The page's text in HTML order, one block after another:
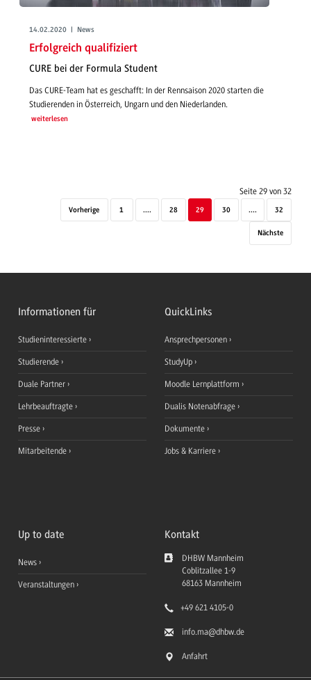
14.02.2020 | News
Erfolgreich qualifiziert
CURE bei der Formula Student
Das CURE-Team hat es geschafft: In der Rennsaison 2020 starten die
Studierenden in Österreich, Ungarn und den Niederlanden.
weiterlesen
Seite 29 von 32
Vorherige 1 .... 28 29 30 .... 32
Nächste
Informationen für
Studieninteressierte
Studierende
Duale Partner
Lehrbeauftragte
Presse
Mitarbeitende
QuickLinks
Ansprechpersonen
StudyUp
Moodle Lernplattform
Dualis Notenabfrage
Dokumente
Jobs & Karriere
Up to date
News
Veranstaltungen
Kontakt
DHBW Mannheim
Coblitzallee 1-9
68163 Mannheim
+49 621 4105-0
info.ma@dhbw.de
Anfahrt